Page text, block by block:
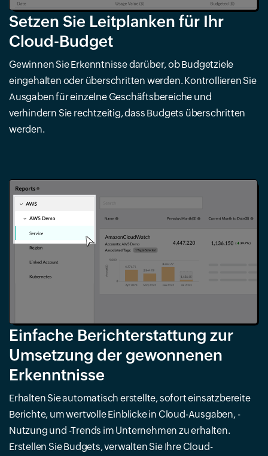
Setzen Sie Leitplanken für Ihr
Cloud-Budget
Gewinnen Sie Erkenntnisse darüber, ob Budgetziele
eingehalten oder überschritten werden. Kontrollieren Sie
Ausgaben für einzelne Geschäftsbereiche und
verhindern Sie rechtzeitig, dass Budgets überschritten
werden.
Einfache Berichterstattung zur
Umsetzung der gewonnenen
Erkenntnisse
Erhalten Sie automatisch erstellte, sofort einsatzbereite
Berichte, um wertvolle Einblicke in Cloud-Ausgaben, -
Nutzung und -Trends im Unternehmen zu erhalten.
Erstellen Sie Budgets, verwalten Sie Ihre Cloud-